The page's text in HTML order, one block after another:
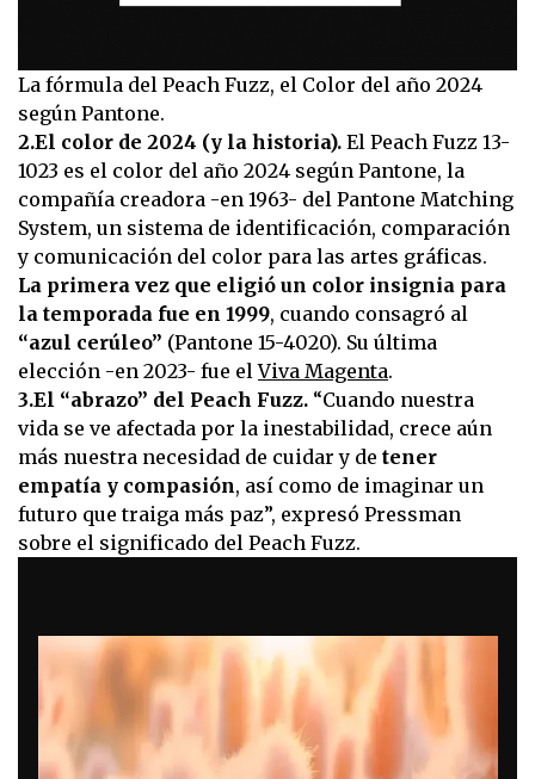
La fórmula del Peach Fuzz, el Color del año 2024
según Pantone.
2.El color de 2024 (y la historia). El Peach Fuzz 13-
1023 es el color del año 2024 según Pantone, la
compañía creadora -en 1963- del Pantone Matching
System, un sistema de identificación, comparación
y comunicación del color para las artes gráficas.
La primera vez que eligió un color insignia para
la temporada fue en 1999, cuando consagró al
“azul cerúleo” (Pantone 15-4020). Su última
elección -en 2023- fue elViva Magenta.
3.El “abrazo” del Peach Fuzz. “Cuando nuestra
vida se ve afectada por la inestabilidad, crece aún
más nuestra necesidad de cuidar y de tener
empatía y compasión, así como de imaginar un
futuro que traiga más paz”, expresó Pressman
sobre el significado del Peach Fuzz.